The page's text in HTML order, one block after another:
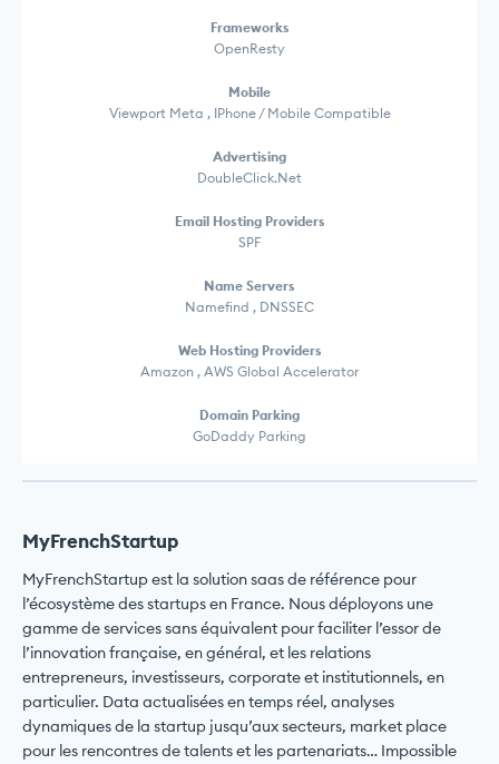
Frameworks
OpenResty
Mobile
Viewport Meta , IPhone / Mobile Compatible
Advertising
DoubleClick.Net
Email Hosting Providers
SPF
Name Servers
Namefind , DNSSEC
Web Hosting Providers
Amazon , AWS Global Accelerator
Domain Parking
GoDaddy Parking
MyFrenchStartup
MyFrenchStartup est la solution saas de référence pour
l’écosystème des startups en France. Nous déployons une
gamme de services sans équivalent pour faciliter l’essor de
l’innovation française, en général, et les relations
entrepreneurs, investisseurs, corporate et institutionnels, en
particulier. Data actualisées en temps réel, analyses
dynamiques de la startup jusqu’aux secteurs, market place
pour les rencontres de talents et les partenariats… Impossible